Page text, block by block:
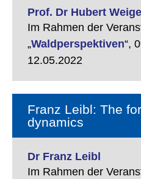
Prof. Dr Hubert
Im Rahmen der
„Waldperspektiven“,
12.05.2022
Franz Leibl: The
dynamics
Dr Franz Leibl
Im Rahmen der